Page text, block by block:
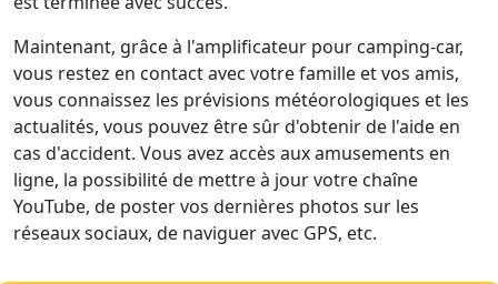
Maintenant, grâce à l'amplificateur pour camping-car,
vous restez en contact avec votre famille et vos amis,
vous connaissez les prévisions météorologiques et les
actualités, vous pouvez être sûr d'obtenir de l'aide en
cas d'accident. Vous avez accès aux amusements en
ligne, la possibilité de mettre à jour votre chaîne
YouTube, de poster vos dernières photos sur les
réseaux sociaux, de naviguer avec GPS, etc.